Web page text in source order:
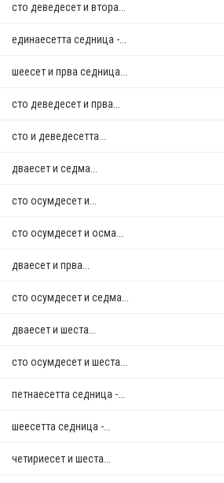
сто деведесет и втора...
единаесетта седница -...
шеесет и прва седница...
сто деведесет и прва...
сто и деведесетта...
дваесет и седма...
сто осумдесет и...
сто осумдесет и осма...
дваесет и прва...
сто осумдесет и седма...
дваесет и шеста...
сто осумдесет и шеста...
петнаесетта седница -...
шеесетта седница -...
четириесет и шеста...